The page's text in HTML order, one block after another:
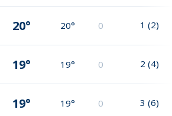
20° 20° 0 1 (2)
19° 19° 0 2 (4)
19° 19° 0 3 (6)